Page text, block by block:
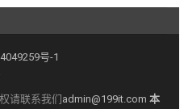
号-1
请联系我们 admin@199it.com 本